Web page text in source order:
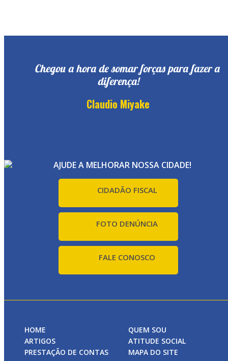
Chegou a hora de somar forças para fazer a
diferença!
Claudio Miyake
AJUDE A MELHORAR NOSSA CIDADE!
CIDADÃO FISCAL
FOTO DENÚNCIA
FALE CONOSCO
HOME
QUEM SOU
ARTIGOS
ATITUDE SOCIAL
PRESTAÇÃO DE CONTAS
MAPA DO SITE